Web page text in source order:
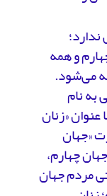
و همه
می‌شود.
به نام
عنوان «زنان
«جهان
چهارم،
مردم جهان